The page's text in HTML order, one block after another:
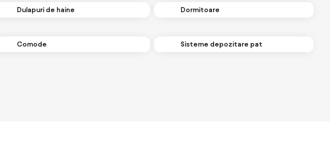
Dulapuri de haine Dormitoare
Comode Sisteme depozitare pat